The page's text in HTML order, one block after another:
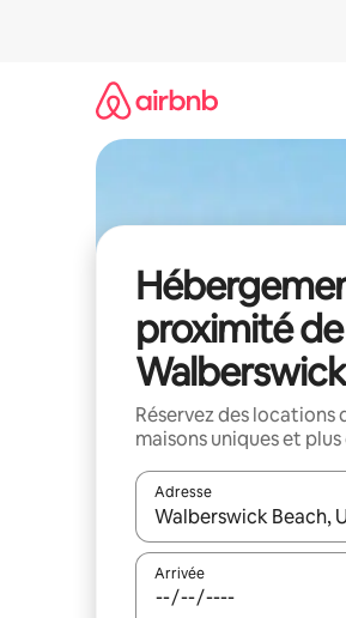
proximité
Walberswick
Réservez des locations
maisons uniques et
Adresse
Lorsque les résultats
Arrivée